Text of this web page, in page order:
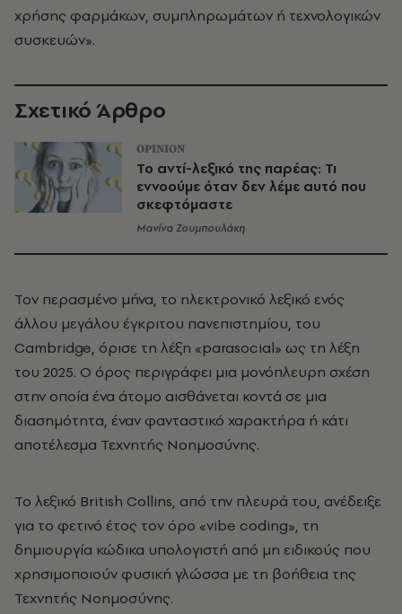
χρήσης φαρμάκων, συμπληρωμάτων ή τεχνολογικών
συσκευών».
Σχετικό Άρθρο
OPINION
Το αντί-λεξικό της παρέας: Τι
εννοούμε όταν δεν λέμε αυτό που
σκεφτόμαστε
Μανίνα Ζουμπουλάκη
Τον περασμένο μήνα, το ηλεκτρονικό λεξικό ενός
άλλου μεγάλου έγκριτου πανεπιστημίου, του
Cambridge, όρισε τη λέξη «parasocial» ως τη λέξη
του 2025. Ο όρος περιγράφει μια μονόπλευρη σχέση
στην οποία ένα άτομο αισθάνεται κοντά σε μια
διασημότητα, έναν φανταστικό χαρακτήρα ή κάτι
αποτέλεσμα Τεχνητής Νοημοσύνης.
Το λεξικό British Collins, από την πλευρά του, ανέδειξε
για το φετινό έτος τον όρο «vibe coding», τη
δημιουργία κώδικα υπολογιστή από μη ειδικούς που
χρησιμοποιούν φυσική γλώσσα με τη βοήθεια της
Τεχνητής Νοημοσύνης.